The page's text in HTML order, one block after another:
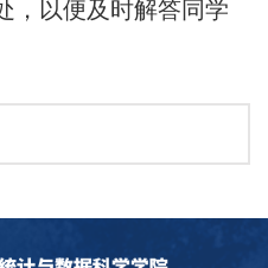
，以便及时解答同学